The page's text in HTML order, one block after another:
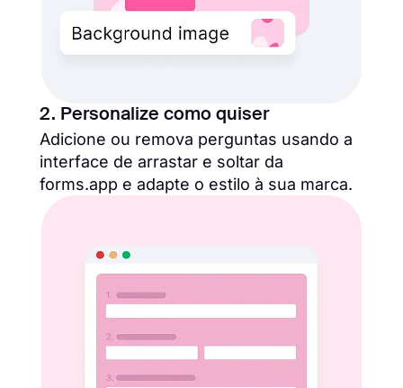
2. Personalize como quiser
Adicione ou remova perguntas usando a
interface de arrastar e soltar da
forms.app e adapte o estilo à sua marca.